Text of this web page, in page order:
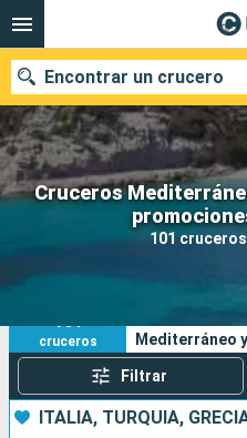
Cruceros
101
Encontrar un crucero
Nuestros destinos
Fecha de salida
101
cruceros
Sus criterios
Mediterráneo
Filtrar
ITALIA, TURQUÍA,